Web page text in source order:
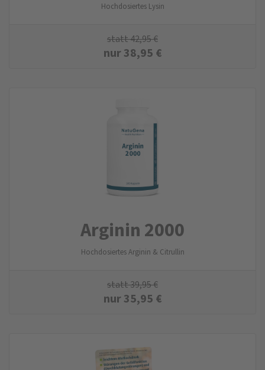
Hochdosiertes Lysin
statt42,95€
nur38,95 €
Arginin 2000
Hochdosiertes Arginin & Citrullin
statt39,95€
nur35,95 €